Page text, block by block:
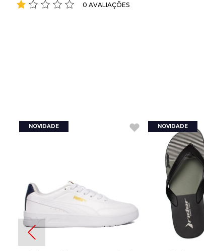
0 AVALIAÇÕES